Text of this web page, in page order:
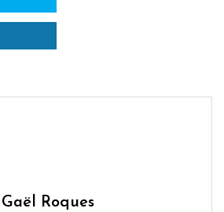
Gaël Roques